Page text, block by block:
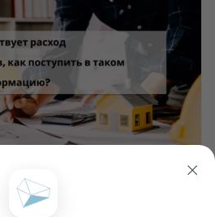
материальных ресурсов,
норм расход указан с литерой
данных проектной
потерь и отходов,
Методики по разработке и
потерь и отходов
утвержденной приказом